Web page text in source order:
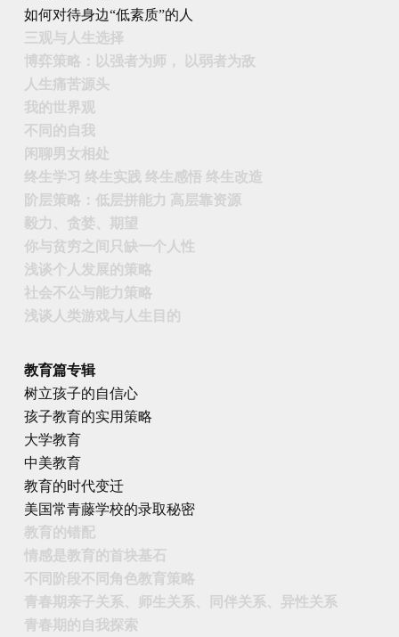
如何对待身边“低素质”的人
三观与人生选择
博弈策略：以强者为师， 以弱者为敌
人生痛苦源头
我的世界观
不同的自我
闲聊男女相处
终生学习 终生实践 终生感悟 终生改造
阶层策略：低层拼能力 高层靠资源
毅力、贪婪、期望
你与贫穷之间只缺一个人性
浅谈个人发展的策略
社会不公与能力策略
浅谈人类游戏与人生目的
教育篇专辑
树立孩子的自信心
孩子教育的实用策略
大学教育
中美教育
教育的时代变迁
美国常青藤学校的录取秘密
教育的错配
情感是教育的首块基石
不同阶段不同角色教育策略
青春期亲子关系、师生关系、同伴关系、异性关系
青春期的自我探索